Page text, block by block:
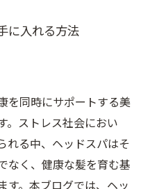
に入れる方法
を同時にサポートする美
。ストレス社会におい
れる中、ヘッドスパはそ
なく、健康な髪を育む基
す。本ブログでは、ヘッ